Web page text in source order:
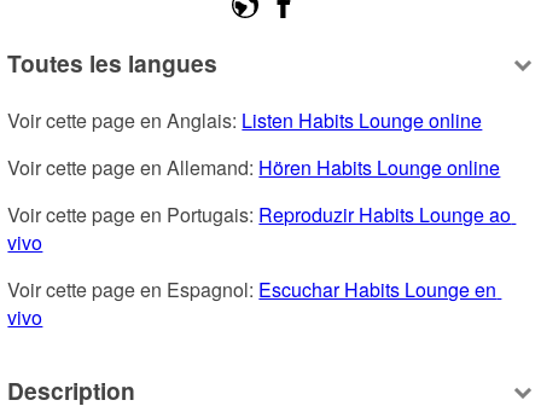
Toutes les langues
Voir cette page en Anglais: Listen Habits Lounge online
Voir cette page en Allemand: Hören Habits Lounge online
Voir cette page en Portugais: Reproduzir Habits Lounge ao
vivo
Voir cette page en Espagnol: Escuchar Habits Lounge en
vivo
Description